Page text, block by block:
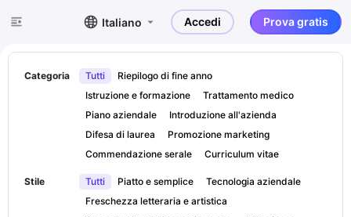
Italiano Accedi Prova gratis
Categoria Tutti
Riepilogo di fine anno
Istruzione e formazione
Trattamento medico
Piano aziendale
Introduzione all'azienda
Difesa di laurea
Promozione marketing
Commendazione serale
Curriculum vitae
Stile Tutti Piatto e semplice
Tecnologia aziendale
Freschezza letteraria e artistica